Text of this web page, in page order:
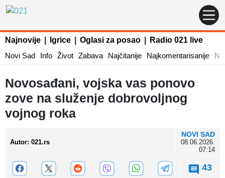
Najnovije Igrice Oglasi za posao
Radio 021 live
Novi Sad
Info Život Zabava Najčitanije Najkomentarisanije
Novosađani, vojska vas ponovo
zove na služenje dobrovoljnog
vojnog roka
Autor: 021.rs
NOVI SAD
08.06.2026.
07:14
43